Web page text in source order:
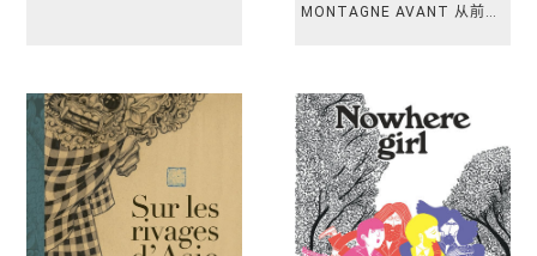
MONTAGNE AVANT 从前有